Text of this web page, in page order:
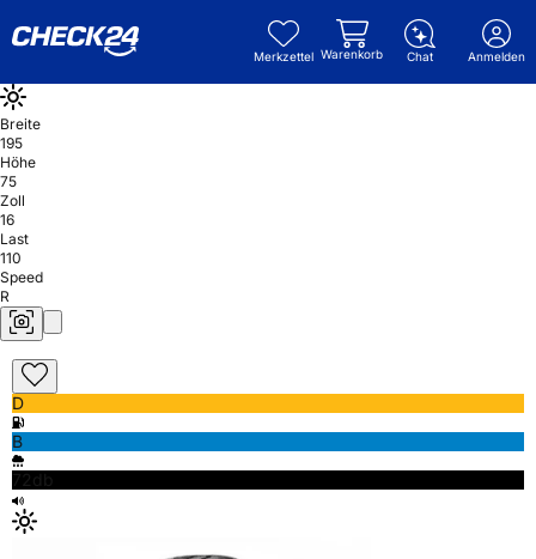
Merkzettel Warenkorb Chat Anmelden
Breite
195
Höhe
75
Zoll
16
Last
110
Speed
R
D
B
72db